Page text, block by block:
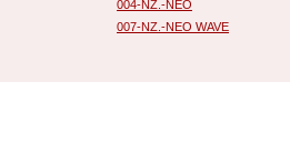
004-NZ.-NEO
007-NZ.-NEO WAVE